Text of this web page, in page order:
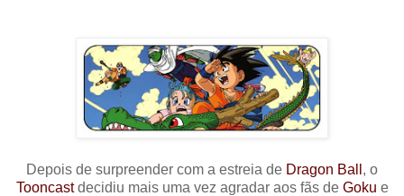
Depois de surpreender com a estreia de Dragon Ball , o
Tooncastdecidiu mais uma vez agradar aos fãs de Goku e